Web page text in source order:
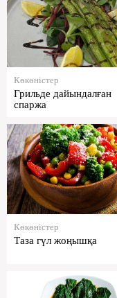
Көкөністер
Грильде дайындалған
спаржа
Көкөністер
Таза гүл жоңышқа